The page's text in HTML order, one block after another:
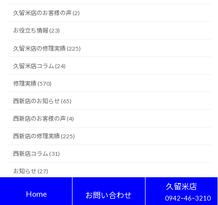
久留米店のお客様の声 (2)
お役立ち情報 (23)
久留米店の修理実績 (225)
久留米店コラム (24)
修理実績 (570)
西新店のお知らせ (65)
西新店のお客様の声 (4)
西新店の修理実績 (225)
西新店コラム (31)
お知らせ (27)
Home お問い合わせ
久留米店
0942ｰ46ｰ3210